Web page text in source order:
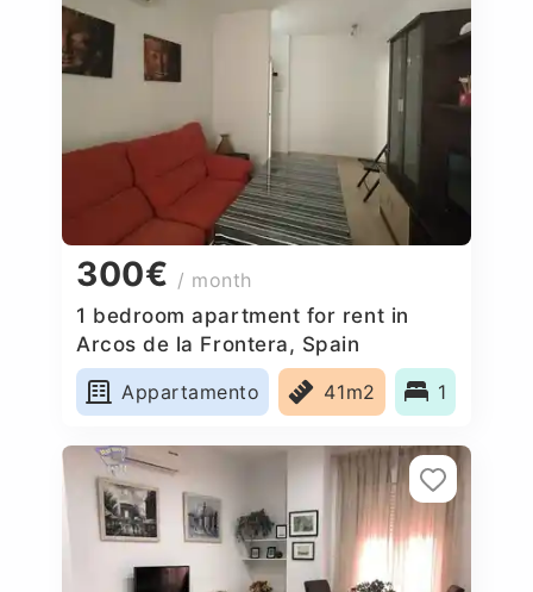
300€ / month
1 bedroom apartment for rent in
Arcos de la Frontera, Spain
Appartamento
41m2 1